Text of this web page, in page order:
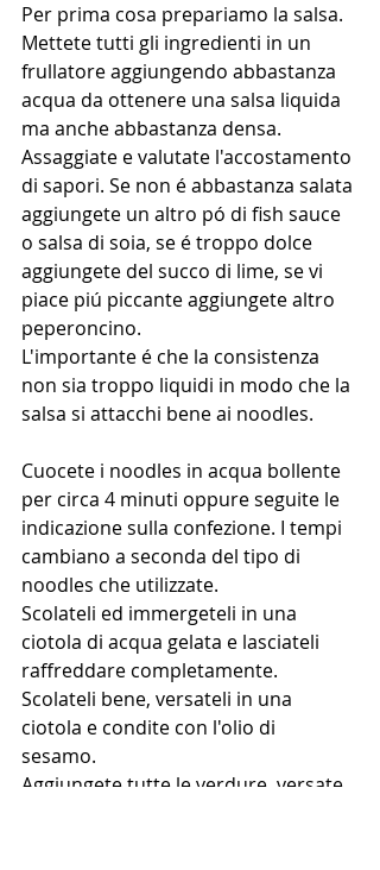
Per prima cosa prepariamo la salsa.
Mettete tutti gli ingredienti in un
frullatore aggiungendo abbastanza
acqua da ottenere una salsa liquida
ma anche abbastanza densa.
Assaggiate e valutate l'accostamento
di sapori. Se non é abbastanza salata
aggiungete un altro pó di fish sauce
o salsa di soia, se é troppo dolce
aggiungete del succo di lime, se vi
piace piú piccante aggiungete altro
peperoncino.
L'importante é che la consistenza
non sia troppo liquidi in modo che la
salsa si attacchi bene ai noodles.
Cuocete i noodles in acqua bollente
per circa 4 minuti oppure seguite le
indicazione sulla confezione. I tempi
cambiano a seconda del tipo di
noodles che utilizzate.
Scolateli ed immergeteli in una
ciotola di acqua gelata e lasciateli
raffreddare completamente.
Scolateli bene, versateli in una
ciotola e condite con l'olio di
sesamo.
Aggiungete tutte le verdure, versate